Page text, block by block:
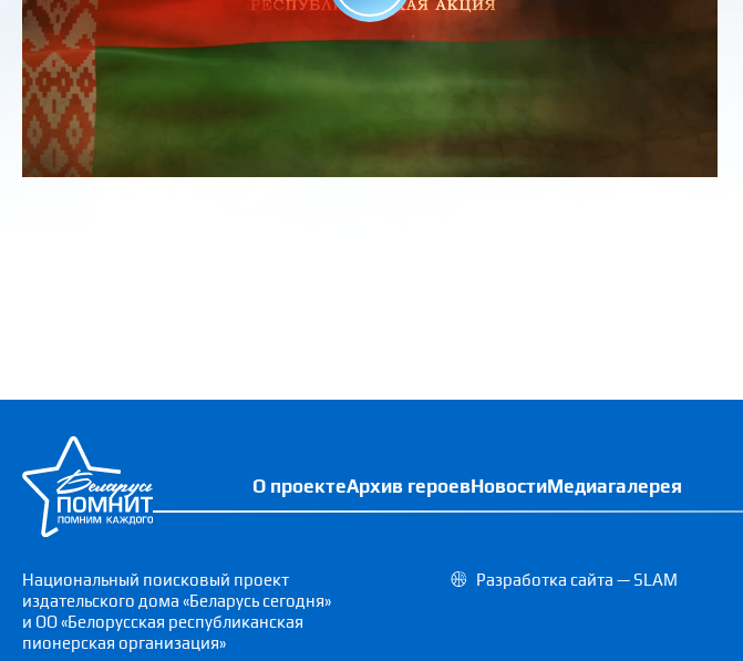
О проектеАрхив героевНовостиМедиагалерея
Национальный поисковый проект
издательского дома «Беларусь сегодня»
и ОО «Белорусская республиканская
пионерская организация»
Разработка сайта — SLAM